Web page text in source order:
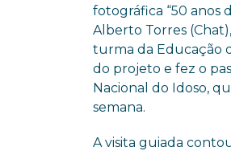
fotográfica “50 anos
Alberto Torres
turma da Educação
do projeto e fez o
Nacional do Idoso,
semana.
A visita guiada